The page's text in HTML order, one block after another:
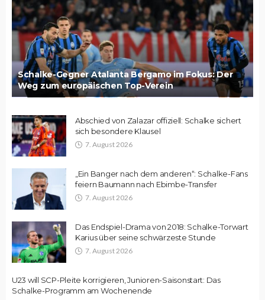
Schalke-Gegner Atalanta Bergamo im Fokus: Der
Weg zum europäischen Top-Verein
Abschied von Zalazar offiziell: Schalke sichert
sich besondere Klausel
7. August 2026
„Ein Banger nach dem anderen“: Schalke-Fans
feiern Baumann nach Ebimbe-Transfer
7. August 2026
Das Endspiel-Drama von 2018: Schalke-Torwart
Karius über seine schwärzeste Stunde
7. August 2026
U23 will SCP-Pleite korrigieren, Junioren-Saisonstart: Das
Schalke-Programm am Wochenende